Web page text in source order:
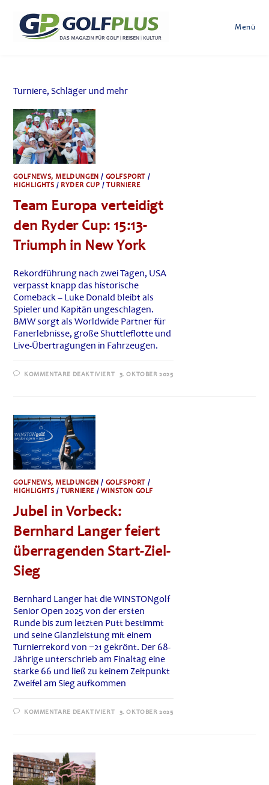
springen
Menü
Turniere, Schläger und mehr
GOLFNEWS, MELDUNGEN / GOLFSPORT /
HIGHLIGHTS / RYDER CUP /TURNIERE
Team Europa verteidigt
den Ryder Cup: 15:13-
Triumph in New York
Rekordführung nach zwei Tagen, USA
verpasst knapp das historische
Comeback – Luke Donald bleibt als
Spieler und Kapitän ungeschlagen.
BMW sorgt als Worldwide Partner für
Fanerlebnisse, große Shuttleflotte und
Live-Übertragungen in Fahrzeugen.
KOMMENTARE DEAKTIVIERTFÜR
3. OKTOBER 2025
GOLFNEWS, MELDUNGEN / GOLFSPORT /
HIGHLIGHTS /TURNIERE / WINSTON GOLF
Jubel in Vorbeck:
Bernhard Langer feiert
überragenden Start-Ziel-
Sieg
Bernhard Langer hat die WINSTONgolf
Senior Open 2025 von der ersten
Runde bis zum letzten Putt bestimmt
und seine Glanzleistung mit einem
Turnierrekord von −21 gekrönt. Der 68-
Jährige unterschrieb am Finaltag eine
starke 66 und ließ zu keinem Zeitpunkt
Zweifel am Sieg aufkommen
KOMMENTARE DEAKTIVIERTFÜR
3. OKTOBER 2025